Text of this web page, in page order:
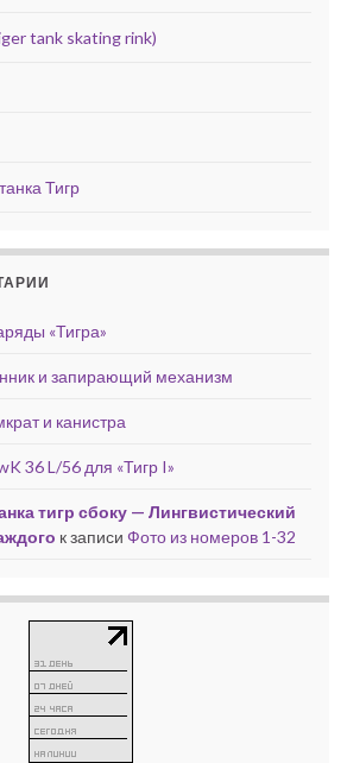
tank skating rink)
Тигр
«Тигра»
и запирающий механизм
и канистра
36 L/56 для «Тигр I»
тигр сбоку — Лингвистический
к записи Фото из номеров 1-32